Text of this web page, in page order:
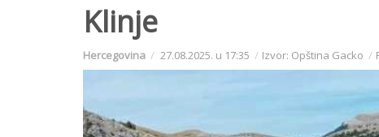
Klinje
Hercegovina 27.08.2025. u 17:35 Izvor: Opština Gacko